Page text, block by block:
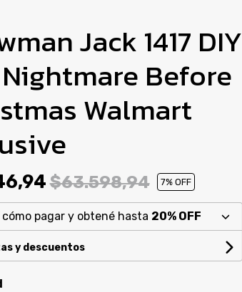
Jack 1417 DIY
Before
Walmart
$63.598,94 7% OFF
cómo pagar y obtené hasta 20% OFF
y descuentos